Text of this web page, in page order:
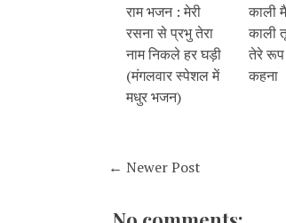
राम भजन : मेरी
रसना से प्रभु तेरा
नाम निकले हर घड़ी
(मंगलवार स्पेशल में
मधुर भजन)
काली
काली
तेरे रूप
कहना
← Newer Post